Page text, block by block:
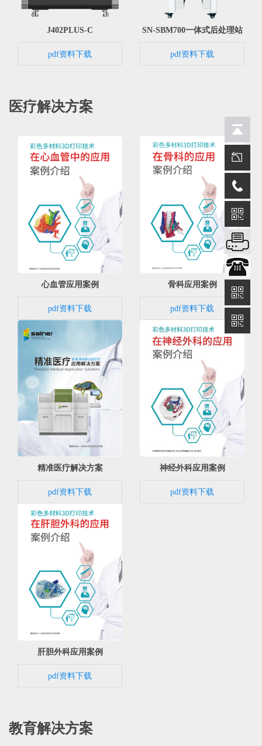
J402PLUS-C
pdf资料下载
SN-SBM700一体式后处理站
pdf资料下载
医疗解决方案
心血管应用案例
pdf资料下载
骨科应用案例
pdf资料下载
精准医疗解决方案
pdf资料下载
神经外科应用案例
pdf资料下载
肝胆外科应用案例
pdf资料下载
教育解决方案